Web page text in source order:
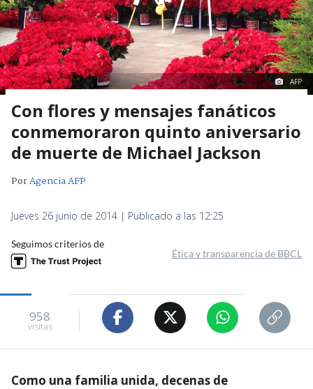
AFP
Con flores y mensajes fanáticos
conmemoraron quinto aniversario
de muerte de Michael Jackson
PorAgencia AFP
Jueves 26 junio de 2014 | Publicado a las 12:25
Seguimos criterios de
Ética y transparencia de BBCL
958
visitas
Como una familia unida, decenas de